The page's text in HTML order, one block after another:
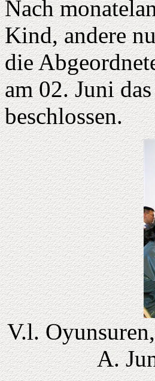
Nach
Kind, andere
die
am 02. Juni
beschlossen.
V.l.
A.